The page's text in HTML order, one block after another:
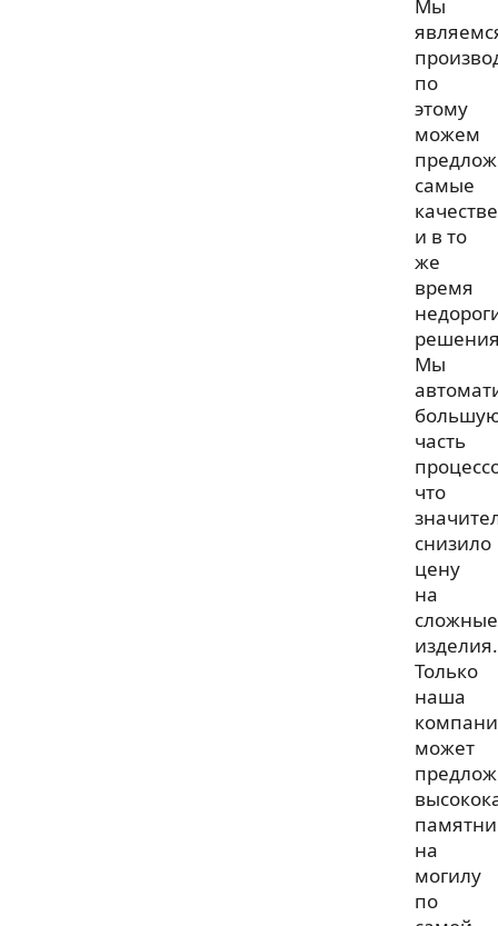
Мы
по
этому
можем
самые
и в то
же
время
Мы
часть
что
снизило
цену
на
сложные
изделия.
Только
наша
может
на
могилу
по